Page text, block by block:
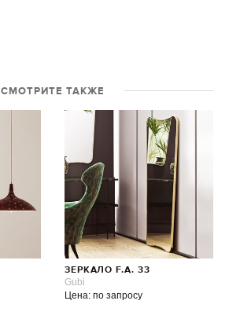
СМОТРИТЕ ТАКЖЕ
ЗЕРКАЛО F.A. 33
Gubi
Цена: по запросу